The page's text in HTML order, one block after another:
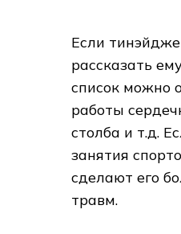
Если
рассказать
список можно
работы
столба и т.д.
занятия
сделают его
травм.